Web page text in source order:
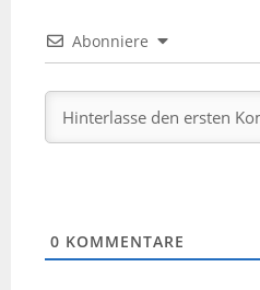
Abonniere
0 KOMMENTARE